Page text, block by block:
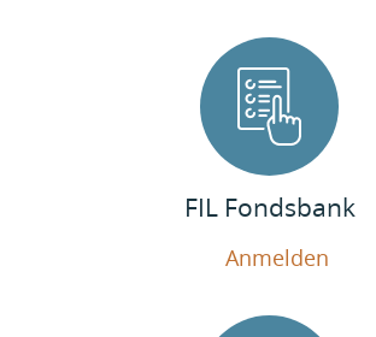
FIL Fondsbank
Anmelden